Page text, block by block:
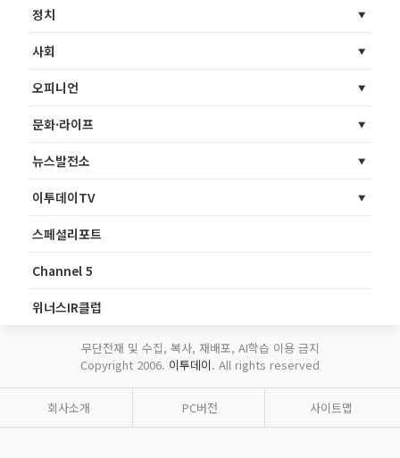
정치
사회
오피니언
문화·라이프
뉴스발전소
이투데이TV
스페셜리포트
Channel 5
위너스IR클럽
무단전재 및 수집, 복사, 재배포, AI학습 이용 금지
Copyright 2006. 이투데이. All rights reserved
회사소개 PC버전 사이트맵